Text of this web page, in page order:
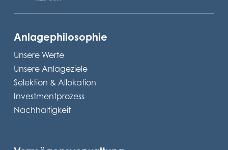
Anlagephilosophie
Unsere Werte
Unsere Anlageziele
Selektion & Allokation
Investmentprozess
Nachhaltigkeit